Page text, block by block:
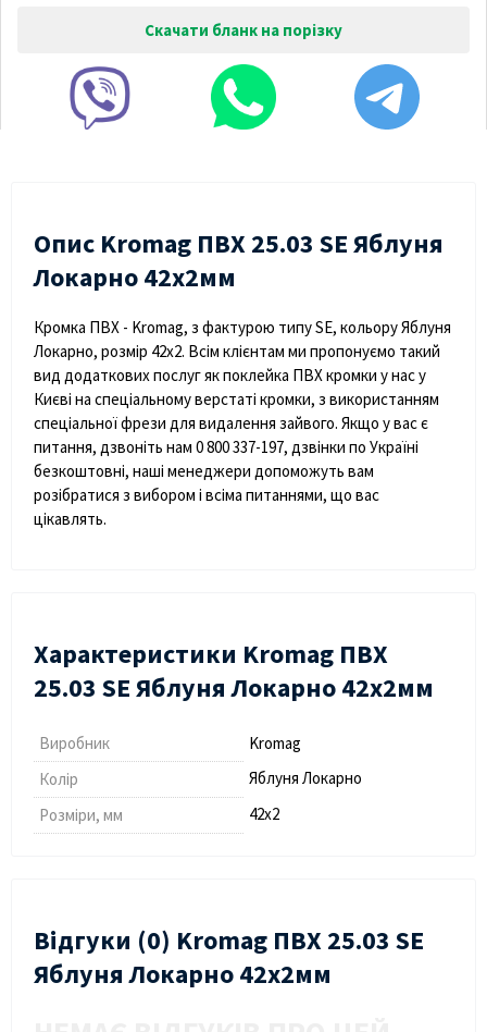
Скачати бланк на порізку
Опис Kromag ПВХ 25.03 SЕ Яблуня
Локарно 42х2мм
Кромка ПВХ - Kromag, з фактурою типу SE, кольору Яблуня
Локарно, розмір 42х2. Всім клієнтам ми пропонуємо такий
вид додаткових послуг як поклейка ПВХ кромки у нас у
Києві на спеціальному верстаті кромки, з використанням
спеціальної фрези для видалення зайвого. Якщо у вас є
питання, дзвоніть нам 0 800 337-197, дзвінки по Україні
безкоштовні, наші менеджери допоможуть вам
розібратися з вибором і всіма питаннями, що вас
цікавлять.
Характеристики Kromag ПВХ
25.03 SЕ Яблуня Локарно 42х2мм
Виробник
Kromag
Колір
Яблуня Локарно
Розміри, мм
42х2
Відгуки (0) Kromag ПВХ 25.03 SЕ
Яблуня Локарно 42х2мм